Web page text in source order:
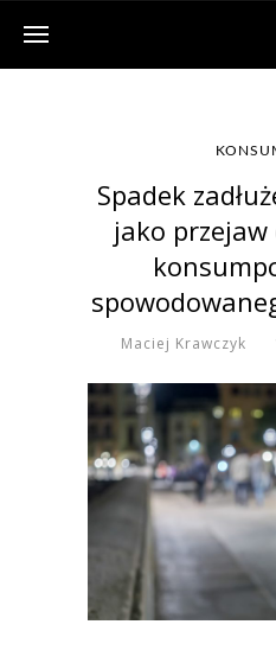
Spadek
jako
Maciej Krawczyk